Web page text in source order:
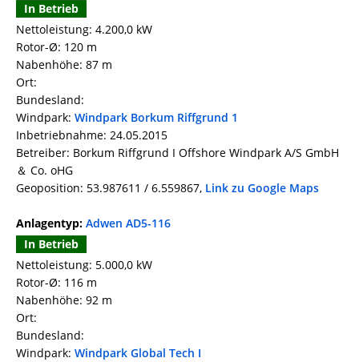
In Betrieb
Nettoleistung: 4.200,0 kW
Rotor-Ø: 120 m
Nabenhöhe: 87 m
Ort:
Bundesland:
Windpark: Windpark Borkum Riffgrund 1
Inbetriebnahme: 24.05.2015
Betreiber: Borkum Riffgrund I Offshore Windpark A/S GmbH
＆ Co. oHG
Geoposition: 53.987611 / 6.559867, Link zu Google Maps
Anlagentyp: Adwen AD5-116
In Betrieb
Nettoleistung: 5.000,0 kW
Rotor-Ø: 116 m
Nabenhöhe: 92 m
Ort:
Bundesland:
Windpark: Windpark Global Tech I